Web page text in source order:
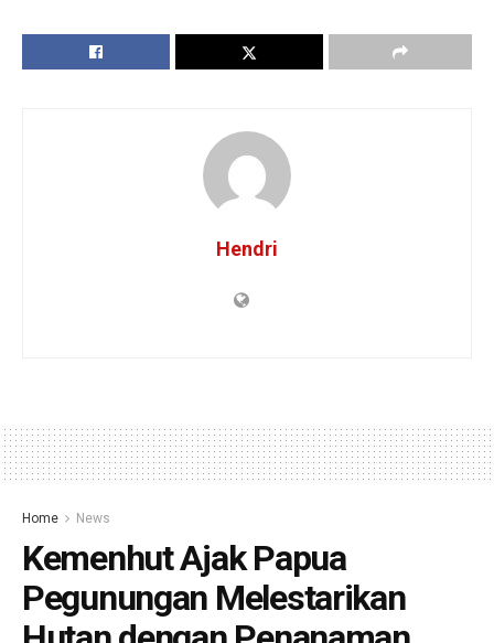
Hendri
Home News
Kemenhut Ajak Papua
Pegunungan Melestarikan